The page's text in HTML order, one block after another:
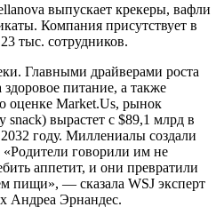
выпускает крекеры, вафли
Компания присутствует в
тыс. сотрудников.
Главными драйверами роста
здоровое питание, а также
оценке Market.Us, рынок
snack) вырастет с $89,1 млрд в
году. Миллениалы создали
говорили им не
аппетит, и они превратили
пищи», — сказала WSJ эксперт
Андреа Эрнандес.